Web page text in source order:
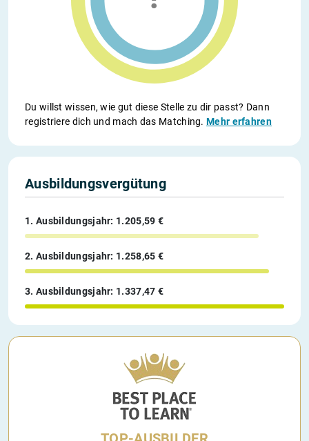
Du willst wissen, wie gut diese Stelle zu dir passt? Dann
registriere dich und mach das Matching.Mehr erfahren
Ausbildungsvergütung
1. Ausbildungsjahr: 1.205,59 €
2. Ausbildungsjahr: 1.258,65 €
3. Ausbildungsjahr: 1.337,47 €